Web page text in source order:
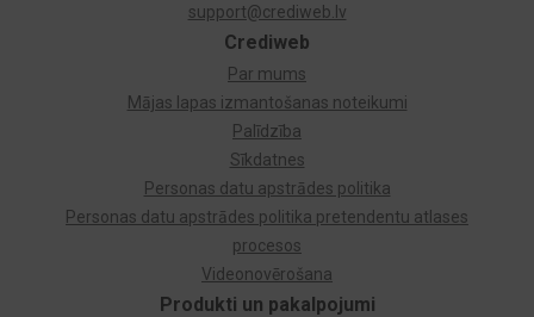
Produkti un pakalpojumi
Crediweb
Par mums
Mājas lapas izmantošanas noteikumi
Palīdzība
Sīkdatnes
Personas datu apstrādes politika
Personas datu apstrādes politika pretendentu atlases
procesos
Videonovērošana
support@crediweb.lv